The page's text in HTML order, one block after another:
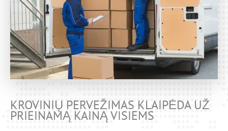
KROVINIŲ PERVEŽIMAS KLAIPĖDA UŽ
PRIEINAMĄ KAINĄ VISIEMS